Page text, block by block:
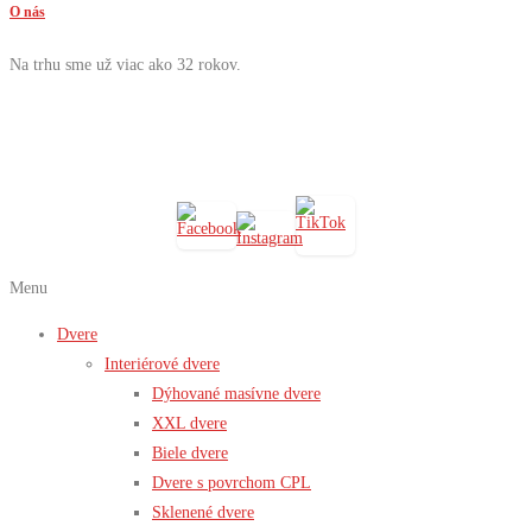
O nás
Na trhu sme už viac ako 32 rokov.
Menu
Dvere
Interiérové dvere
Dýhované masívne dvere
XXL dvere
Biele dvere
Dvere s povrchom CPL
Sklenené dvere